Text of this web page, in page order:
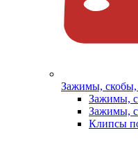
Зажимы, скобы,
Зажимы,
Зажимы,
Клипсы